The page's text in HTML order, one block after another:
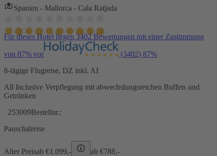
Spanien - Mallorca - Cala Ratjada
Für dieses Hotel liegen 3402 Bewertungen mit einer Zustimmung
von 87% vor (3402) 87%
8-tägige Flugreise, DZ inkl. AI
All Inclusive Verpflegung mit abwechslungsreichen Buffets und
Getränken
253009Bestellnr.:
Pauschalreise
Alter Preisab €1.099,- ab €788,-